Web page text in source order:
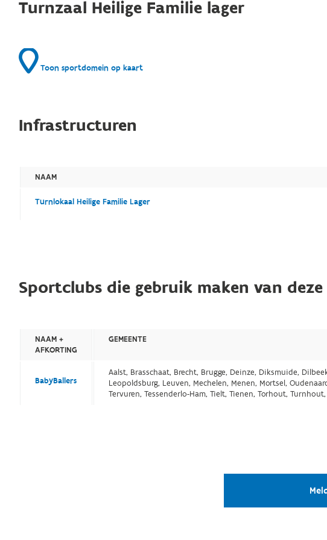
Turnzaal Heilige Familie lager
Toon sportdomein op kaart
Infrastructuren
NAAM
Turnlokaal Heilige Familie Lager
Sportclubs die gebruik maken van
NAAM +
AFKORTING
GEMEENTE
BabyBallers
Aalst, Brasschaat, Brecht, Brugge, Deinze, Diksmuide,
Leopoldsburg, Leuven, Mechelen, Menen, Mortsel,
Tervuren, Tessenderlo-Ham, Tielt, Tienen, Torhout,